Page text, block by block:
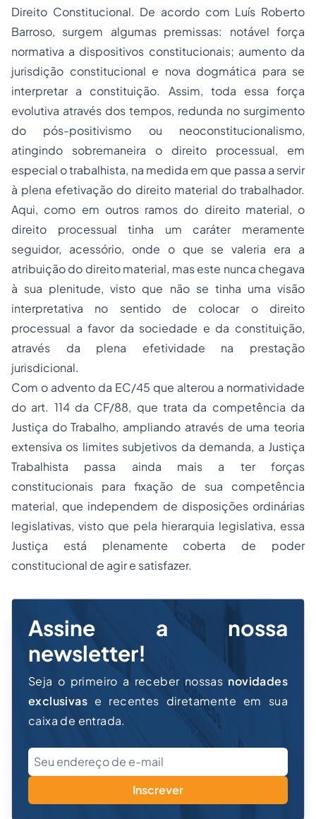
Direito Constitucional. De acordo com Luís Roberto
Barroso, surgem algumas premissas: notável força
normativa a dispositivos constitucionais; aumento da
jurisdição constitucional e nova dogmática para se
interpretar a constituição. Assim, toda essa força
evolutiva através dos tempos, redunda no surgimento
do pós-positivismo ou neoconstitucionalismo,
atingindo sobremaneira o direito processual, em
especial o trabalhista, na medida em que passa a servir
à plena efetivação do direito material do trabalhador.
Aqui, como em outros ramos do direito material, o
direito processual tinha um caráter meramente
seguidor, acessório, onde o que se valeria era a
atribuição do direito material, mas este nunca chegava
à sua plenitude, visto que não se tinha uma visão
interpretativa no sentido de colocar o direito
processual a favor da sociedade e da constituição,
através da plena efetividade na prestação
jurisdicional.
Com o advento da EC/45 que alterou a normatividade
do art. 114 da CF/88, que trata da competência da
Justiça do Trabalho, ampliando através de uma teoria
extensiva os limites subjetivos da demanda, a Justiça
Trabalhista passa ainda mais a ter forças
constitucionais para fixação de sua competência
material, que independem de disposições ordinárias
legislativas, visto que pela hierarquia legislativa, essa
Justiça está plenamente coberta de poder
constitucional de agir e satisfazer.
Assine a nossa
newsletter!
Seja o primeiro a receber nossas novidades
exclusivas e recentes diretamente em sua
caixa de entrada.
Inscrever